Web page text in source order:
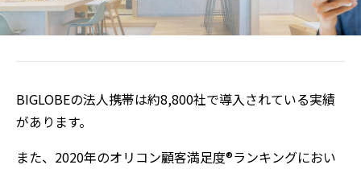
BIGLOBEの法人携帯は約8,800社で導入されている実績
があります。
また、2020年のオリコン顧客満足度®ランキングにおい